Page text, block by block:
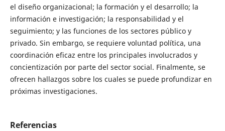
el diseño organizacional; la formación y el desarrollo; la
información e investigación; la responsabilidad y el
seguimiento; y las funciones de los sectores público y
privado. Sin embargo, se requiere voluntad política, una
coordinación eficaz entre los principales involucrados y
concientización por parte del sector social. Finalmente, se
ofrecen hallazgos sobre los cuales se puede profundizar en
próximas investigaciones.
Referencias